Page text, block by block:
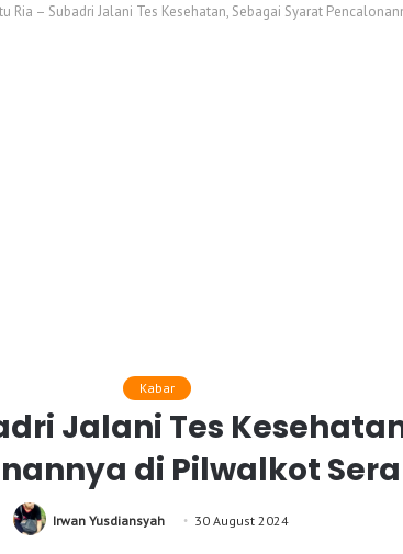
Ria – Subadri Jalani Tes Kesehatan, Sebagai Syarat
Kabar
Jalani Tes
di Pilwalkot
Irwan Yusdiansyah 30 August 2024